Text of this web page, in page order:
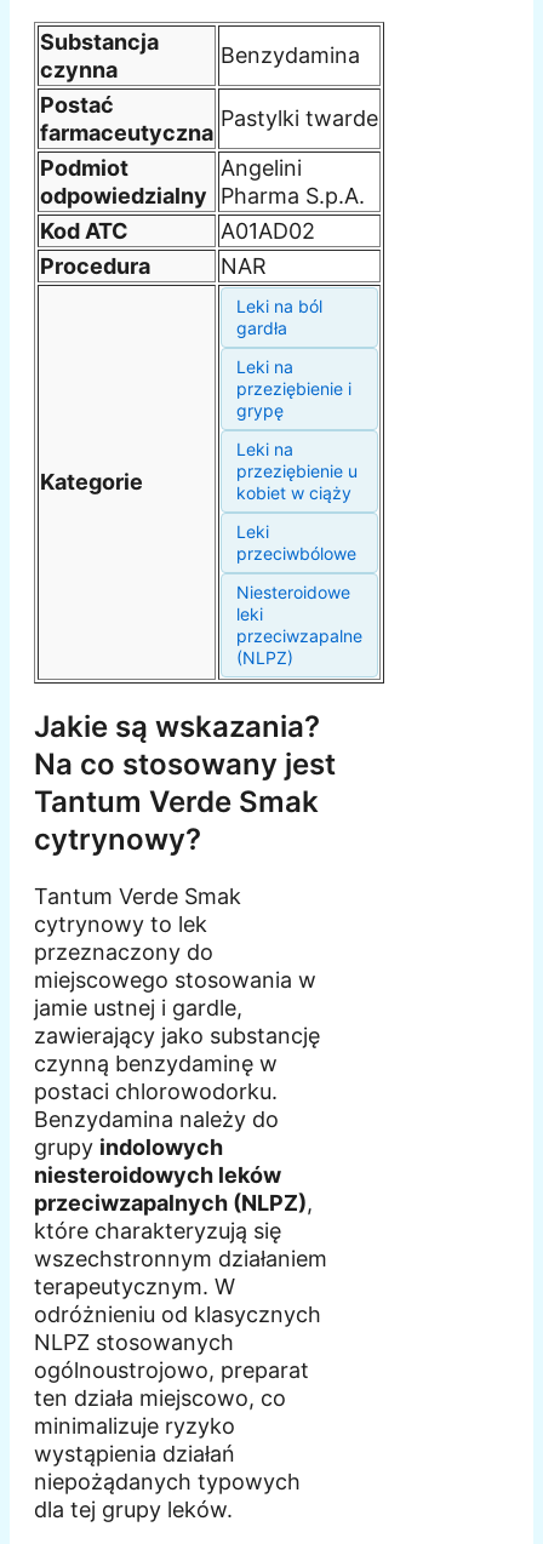
Substancja
czynna
Benzydamina
Postać
farmaceutyczna
Pastylki twarde
Podmiot
odpowiedzialny
Angelini
Pharma S.p.A.
Kod ATC
A01AD02
Procedura
NAR
Kategorie
Leki na ból
gardła
Leki na
przeziębienie i
grypę
Leki na
przeziębienie u
kobiet w ciąży
Leki
przeciwbólowe
Niesteroidowe
leki
przeciwzapalne
(NLPZ)
Jakie są wskazania?
Na co stosowany jest
Tantum Verde Smak
cytrynowy?
Tantum Verde Smak
cytrynowy to lek
przeznaczony do
miejscowego stosowania w
jamie ustnej i gardle,
zawierający jako substancję
czynną benzydaminę w
postaci chlorowodorku.
Benzydamina należy do
grupy indolowych
niesteroidowych leków
przeciwzapalnych (NLPZ),
które charakteryzują się
wszechstronnym działaniem
terapeutycznym. W
odróżnieniu od klasycznych
NLPZ stosowanych
ogólnoustrojowo, preparat
ten działa miejscowo, co
minimalizuje ryzyko
wystąpienia działań
niepożądanych typowych
dla tej grupy leków.